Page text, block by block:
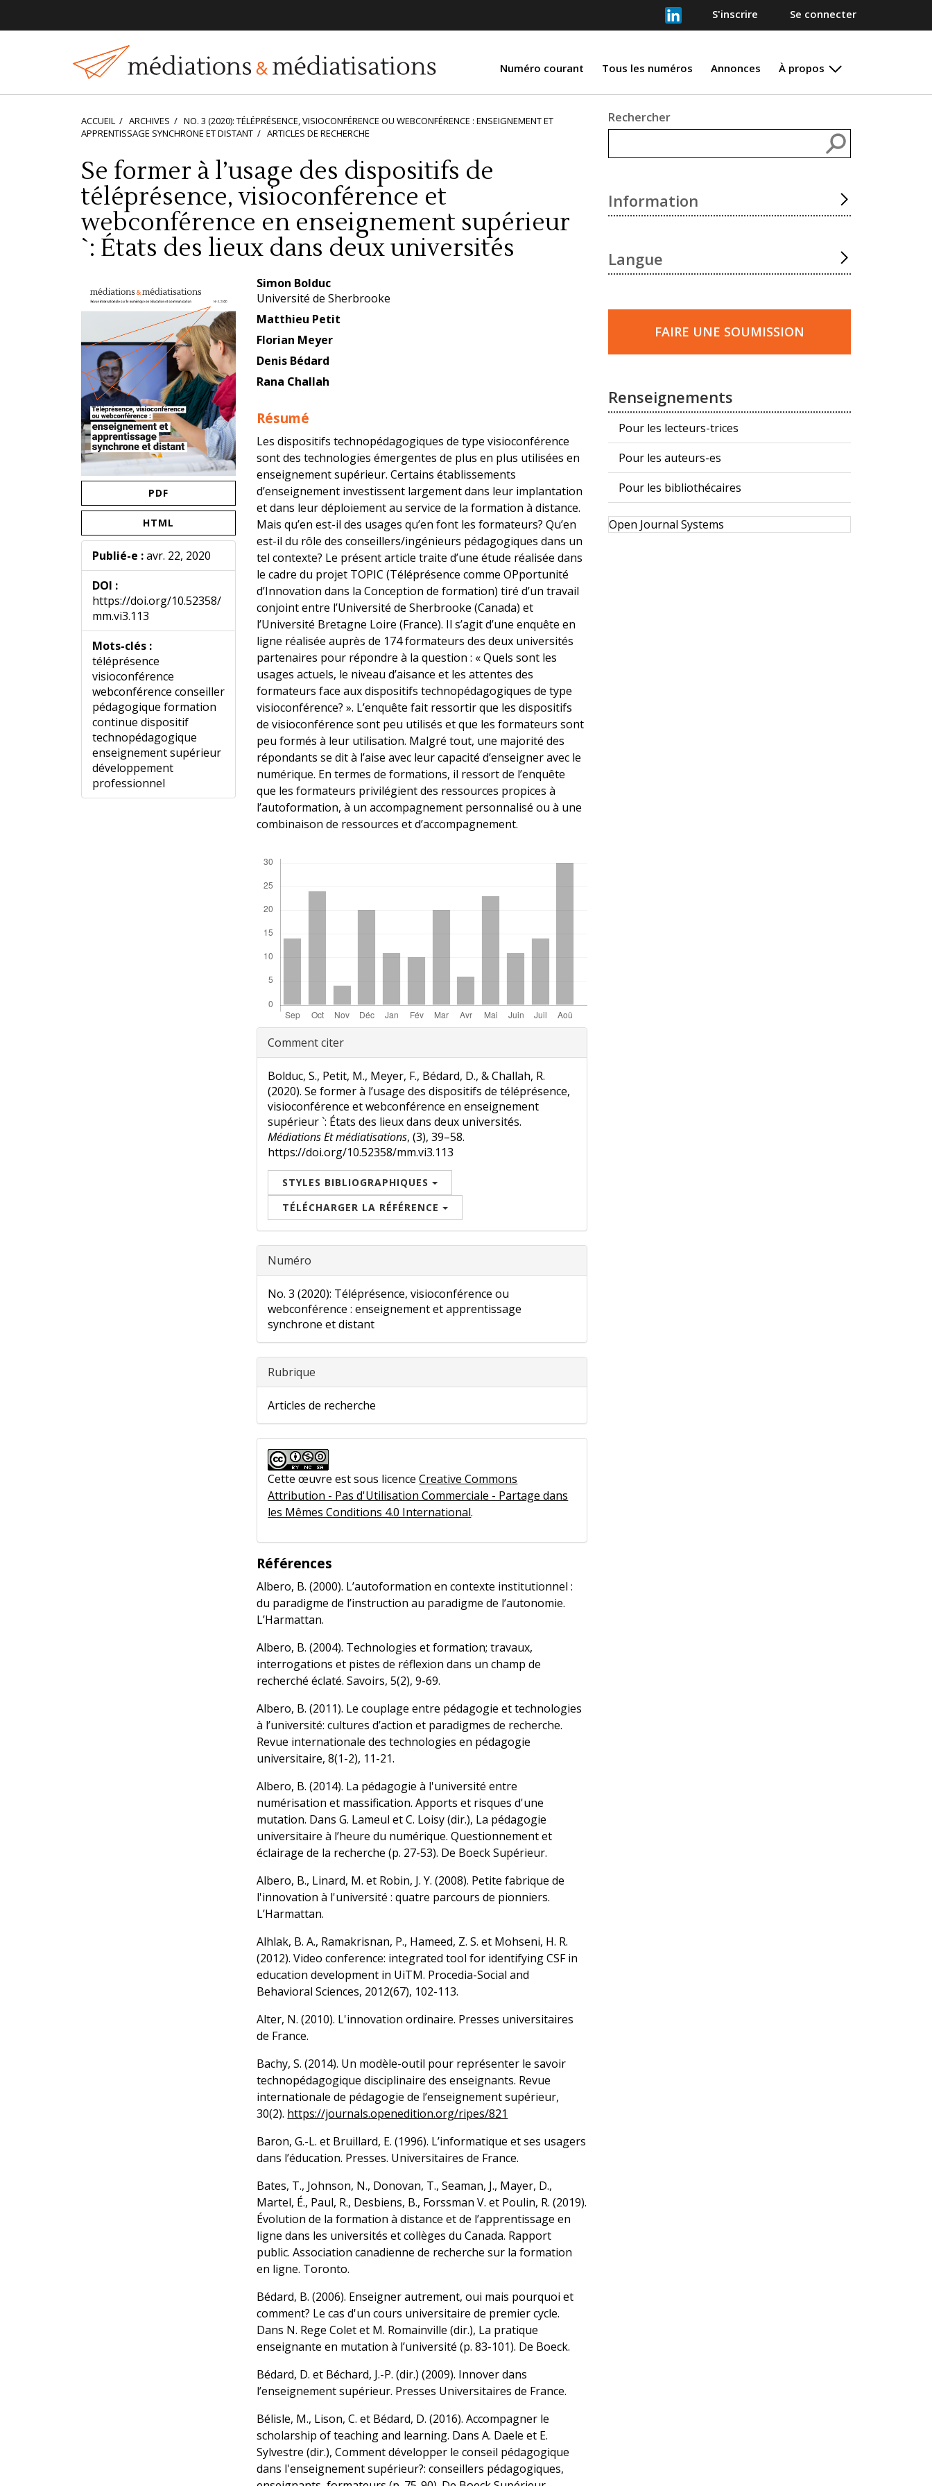
S'inscrire Se connecter
Numéro courant Tous les numéros Annonces À propos
ACCUEIL ARCHIVES
NO. 3 (2020): TÉLÉPRÉSENCE, VISIOCONFÉRENCE OU WEBCONFÉRENCE : ENSEIGNEMENT ET
APPRENTISSAGE SYNCHRONE ET DISTANT
ARTICLES DE RECHERCHE
Se former à l’usage des dispositifs de
téléprésence, visioconférence et
webconférence en enseignement supérieur
`: États des lieux dans deux universités
latérale
de
PDF
HTML
Publié-e :avr. 22, 2020
DOI :
https://doi.org/10.52358/
mm.vi3.113
Mots-clés :
téléprésence
visioconférence
webconférence conseiller
pédagogique formation
continue dispositif
technopédagogique
enseignement supérieur
développement
professionnel
Contenu
principal
de
l'article
Simon Bolduc
Université de Sherbrooke
Matthieu Petit
Florian Meyer
Denis Bédard
Rana Challah
Résumé
Les dispositifs technopédagogiques de type visioconférence
sont des technologies émergentes de plus en plus utilisées en
enseignement supérieur. Certains établissements
d’enseignement investissent largement dans leur implantation
et dans leur déploiement au service de la formation à distance.
Mais qu’en est-il des usages qu’en font les formateurs? Qu’en
est-il du rôle des conseillers/ingénieurs pédagogiques dans un
tel contexte? Le présent article traite d’une étude réalisée dans
le cadre du projet TOPIC (Téléprésence comme OPportunité
d’Innovation dans la Conception de formation) tiré d’un travail
conjoint entre l’Université de Sherbrooke (Canada) et
l’Université Bretagne Loire (France). Il s’agit d’une enquête en
ligne réalisée auprès de 174 formateurs des deux universités
partenaires pour répondre à la question : « Quels sont les
usages actuels, le niveau d’aisance et les attentes des
formateurs face aux dispositifs technopédagogiques de type
visioconférence? ». L’enquête fait ressortir que les dispositifs
de visioconférence sont peu utilisés et que les formateurs sont
peu formés à leur utilisation. Malgré tout, une majorité des
répondants se dit à l’aise avec leur capacité d’enseigner avec le
numérique. En termes de formations, il ressort de l’enquête
que les formateurs privilégient des ressources propices à
l’autoformation, à un accompagnement personnalisé ou à une
combinaison de ressources et d’accompagnement.
Renseignements
sur
l'article
Comment citer
Bolduc, S., Petit, M., Meyer, F., Bédard, D., & Challah, R.
(2020). Se former à l’usage des dispositifs de téléprésence,
visioconférence et webconférence en enseignement
supérieur `: États des lieux dans deux universités.
Médiations Et médiatisations, (3), 39–58.
https://doi.org/10.52358/mm.vi3.113
STYLES BIBLIOGRAPHIQUES
TÉLÉCHARGER LA RÉFÉRENCE
Numéro
No. 3 (2020): Téléprésence, visioconférence ou
webconférence : enseignement et apprentissage
synchrone et distant
Rubrique
Articles de recherche
Cette œuvre est sous licenceCreative Commons
Attribution - Pas d'Utilisation Commerciale - Partage dans
les Mêmes Conditions 4.0 International.
Références
Albero, B. (2000). L’autoformation en contexte institutionnel :
du paradigme de l’instruction au paradigme de l’autonomie.
L’Harmattan.
Albero, B. (2004). Technologies et formation; travaux,
interrogations et pistes de réflexion dans un champ de
recherché éclaté. Savoirs, 5(2), 9-69.
Albero, B. (2011). Le couplage entre pédagogie et technologies
à l’université: cultures d’action et paradigmes de recherche.
Revue internationale des technologies en pédagogie
universitaire, 8(1-2), 11-21.
Albero, B. (2014). La pédagogie à l'université entre
numérisation et massification. Apports et risques d'une
mutation. Dans G. Lameul et C. Loisy (dir.), La pédagogie
universitaire à l’heure du numérique. Questionnement et
éclairage de la recherche (p. 27-53). De Boeck Supérieur.
Albero, B., Linard, M. et Robin, J. Y. (2008). Petite fabrique de
l'innovation à l'université : quatre parcours de pionniers.
L’Harmattan.
Alhlak, B. A., Ramakrisnan, P., Hameed, Z. S. et Mohseni, H. R.
(2012). Video conference: integrated tool for identifying CSF in
education development in UiTM. Procedia-Social and
Behavioral Sciences, 2012(67), 102-113.
Alter, N. (2010). L'innovation ordinaire. Presses universitaires
de France.
Bachy, S. (2014). Un modèle-outil pour représenter le savoir
technopédagogique disciplinaire des enseignants. Revue
internationale de pédagogie de l’enseignement supérieur,
30(2). https://journals.openedition.org/ripes/821
Baron, G.-L. et Bruillard, E. (1996). L’informatique et ses usagers
dans l’éducation. Presses. Universitaires de France.
Bates, T., Johnson, N., Donovan, T., Seaman, J., Mayer, D.,
Martel, É., Paul, R., Desbiens, B., Forssman V. et Poulin, R. (2019).
Évolution de la formation à distance et de l’apprentissage en
ligne dans les universités et collèges du Canada. Rapport
public. Association canadienne de recherche sur la formation
en ligne. Toronto.
Bédard, B. (2006). Enseigner autrement, oui mais pourquoi et
comment? Le cas d'un cours universitaire de premier cycle.
Dans N. Rege Colet et M. Romainville (dir.), La pratique
enseignante en mutation à l’université (p. 83-101). De Boeck.
Bédard, D. et Béchard, J.-P. (dir.) (2009). Innover dans
l’enseignement supérieur. Presses Universitaires de France.
Bélisle, M., Lison, C. et Bédard, D. (2016). Accompagner le
scholarship of teaching and learning. Dans A. Daele et E.
Sylvestre (dir.), Comment développer le conseil pédagogique
dans l'enseignement supérieur?: conseillers pédagogiques,
Rechercher
Information
Langue
Faire
FAIRE UNE SOUMISSION
Renseignements
Pour les lecteurs-trices
Pour les auteurs-es
Pour les bibliothécaires
Développé
par
Open Journal Systems